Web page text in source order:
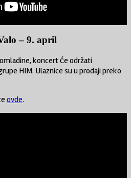
– 9. april
koncert će održati
HIM. Ulaznice su u prodaji preko
ovde.